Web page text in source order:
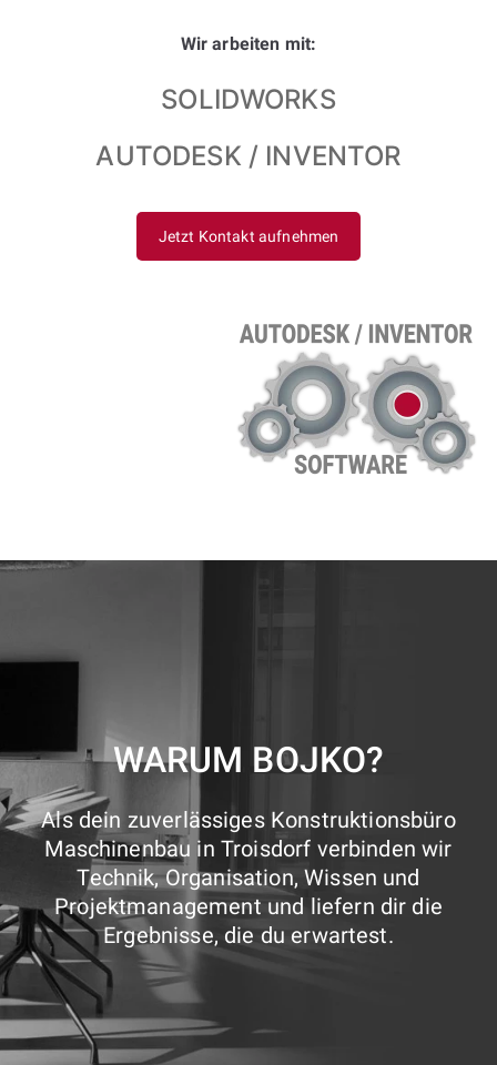
Wir arbeiten mit:
SOLIDWORKS
AUTODESK / INVENTOR
Jetzt Kontakt aufnehmen
WARUM BOJKO?
Als dein zuverlässiges Konstruktionsbüro
Maschinenbau in Troisdorf verbinden wir
Technik, Organisation, Wissen und
Projektmanagement und liefern dir die
Ergebnisse, die du erwartest.